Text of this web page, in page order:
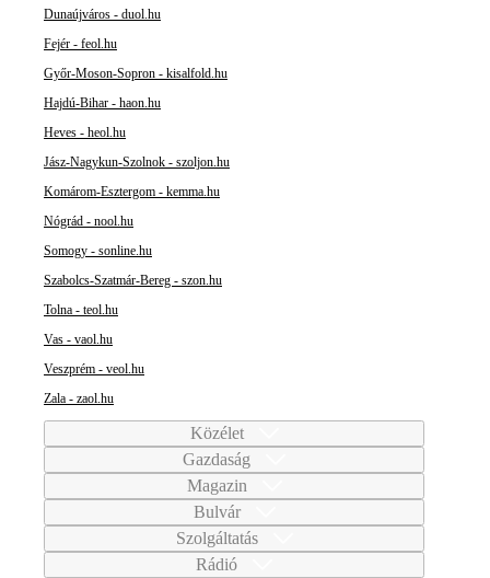
Dunaújváros - duol.hu
Fejér - feol.hu
Győr-Moson-Sopron - kisalfold.hu
Hajdú-Bihar - haon.hu
Heves - heol.hu
Jász-Nagykun-Szolnok - szoljon.hu
Komárom-Esztergom - kemma.hu
Nógrád - nool.hu
Somogy - sonline.hu
Szabolcs-Szatmár-Bereg - szon.hu
Tolna - teol.hu
Vas - vaol.hu
Veszprém - veol.hu
Zala - zaol.hu
Közélet
Gazdaság
Magazin
Bulvár
Szolgáltatás
Rádió